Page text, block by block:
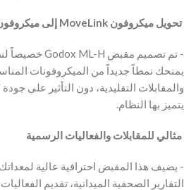
‫ تحويل ميكروفون MoveLink إلى ميكروفون يدوي
يمنحك نمطاً جديداً من الميكروفونات
والمقابلات التقليدية، دون التأثير على
يتميز بها النظام.
‫ مثالي للمقابلات والفعاليات الرسمية
‫- يضيف هذا المقبض احترافية عالية
التقارير الصحفية الميدانية، تقديم